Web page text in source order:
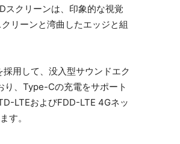
スクリーンは、印象的な視覚
リーンと湾曲したエッジと組
用して、没入型サウンドエク
、Type-Cの充電をサポート
LTEおよびFDD-LTE 4Gネッ
す。